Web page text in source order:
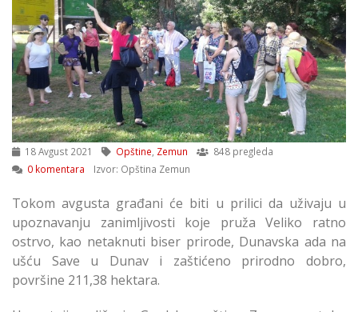
18 Avgust 2021 Opštine Zemun
848 pregleda
0 komentara
Izvor: Opština Zemun
Tokom avgusta građani će biti u prilici da uživaju u
upoznavanju zanimljivosti koje pruža Veliko ratno
ostrvo, kao netaknuti biser prirode, Dunavska ada na
ušću Save u Dunav i zaštićeno prirodno dobro,
površine 211,38 hektara.